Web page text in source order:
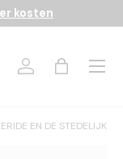
kosten
InloggenTas
Menu
EN DE STEDELIJKE